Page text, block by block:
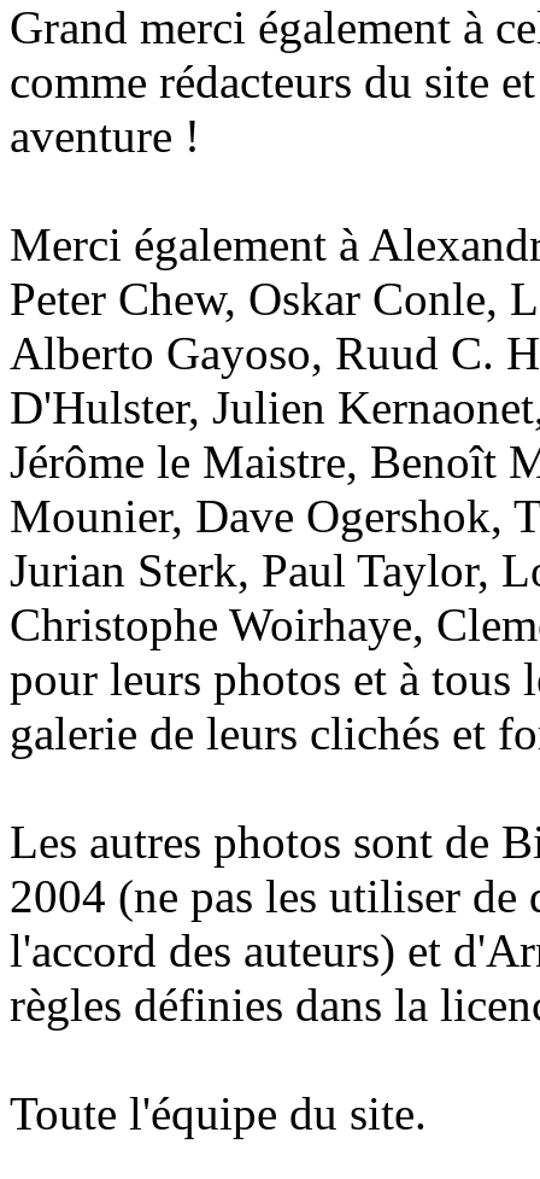
Grand merci également à
comme rédacteurs du site
aventure !
Merci également à
Peter Chew, Oskar Conle,
Alberto Gayoso, Ruud C.
D'Hulster, Julien
Jérôme le Maistre, Benoît
Mounier, Dave Ogershok,
Jurian Sterk, Paul Taylor,
Christophe Woirhaye,
pour leurs photos et à tous
galerie de leurs clichés et
Les autres photos sont de
2004 (ne pas les utiliser de
l'accord des auteurs) et
règles définies dans la
Toute l'équipe du site.